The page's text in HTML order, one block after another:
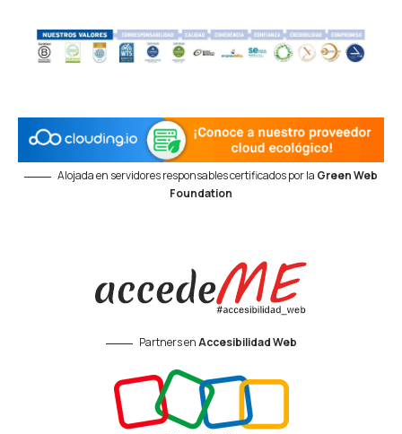
Alojada en servidores responsables certificados por la Green Web
Foundation
Partners enAccesibilidad Web